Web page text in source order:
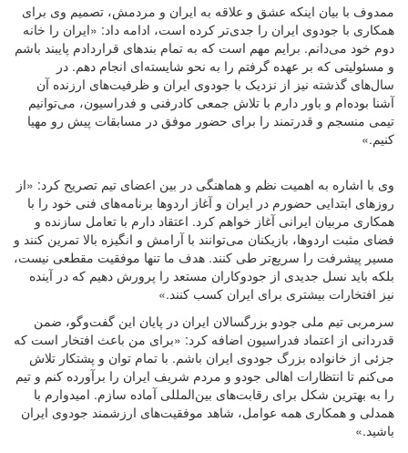
ممدوف با بیان اینکه عشق و علاقه به ایران و مردمش، تصمیم وی برای
همکاری با جودوی ایران را جدی‌تر کرده است، ادامه داد: «ایران را خانه
دوم خود می‌دانم. برایم مهم است که به تمام بندهای قراردادم پایبند باشم
و مسئولیتی که بر عهده گرفتم را به نحو شایسته‌ای انجام دهم. در
سال‌های گذشته نیز از نزدیک با جودوی ایران و ظرفیت‌های ارزنده آن
آشنا بوده‌ام و باور دارم با تلاش جمعی کادرفنی و فدراسیون، می‌توانیم
تیمی منسجم و قدرتمند را برای حضور موفق در مسابقات پیش رو مهیا
کنیم.»
وی با اشاره به اهمیت نظم و هماهنگی در بین اعضای تیم تصریح کرد: «از
روزهای ابتدایی حضورم در ایران و آغاز اردوها برنامه‌های فنی خود را با
همکاری مربیان ایرانی آغاز خواهم کرد. اعتقاد دارم با تعامل سازنده و
فضای مثبت اردوها، بازیکنان می‌توانند با آرامش و انگیزه بالا تمرین کنند و
مسیر پیشرفت را سریع‌تر طی کنند. هدف ما تنها موفقیت‌ مقطعی نیست،
بلکه باید نسل جدیدی از جودوکاران مستعد را پرورش دهیم که در آینده
نیز افتخارات بیشتری برای ایران کسب کنند.»
سرمربی تیم ملی جودو بزرگسالان ایران در پایان این گفت‌وگو، ضمن
قدردانی از اعتماد فدراسیون اضافه کرد: «برای من باعث افتخار است که
جزئی از خانواده بزرگ جودوی ایران باشم. با تمام توان و پشتکار تلاش
می‌کنم تا انتظارات اهالی جودو و مردم شریف ایران را برآورده کنم و تیم
را به بهترین شکل برای رقابت‌های بین‌المللی آماده سازم. امیدوارم با
همدلی و همکاری همه عوامل، شاهد موفقیت‌های ارزشمند جودوی ایران
باشید.»